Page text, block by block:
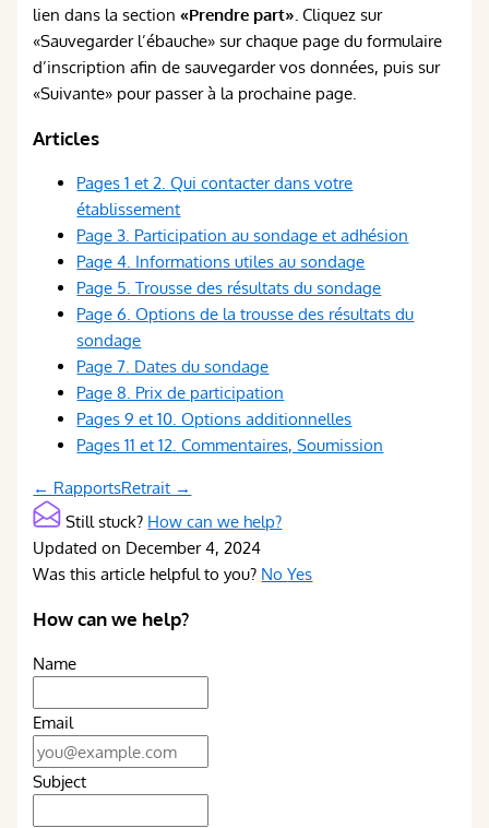
lien dans la section«Prendre part».Cliquez sur
«Sauvegarder l’ébauche» sur chaque page du formulaire
d’inscription afin de sauvegarder vos données, puis sur
«Suivante» pour passer à la prochaine page.
Articles
Pages 1 et 2. Qui contacter dans votre
établissement
Page 3. Participation au sondage et adhésion
Page 4. Informations utiles au sondage
Page 5. Trousse des résultats du sondage
Page 6. Options de la trousse des résultats du
sondage
Page 7. Dates du sondage
Page 8. Prix de participation
Pages 9 et 10. Options additionnelles
Pages 11 et 12. Commentaires, Soumission
Doc
navigation
← RapportsRetrait →
Still stuck? How can we help?
Updated on December 4, 2024
Was this article helpful to you? NoYes
How can we help?
Name
Email
Subject